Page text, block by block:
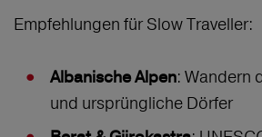
Empfehlungen für Slow Traveller:
Albanische Alpen: Wandern
und ursprüngliche Dörfer